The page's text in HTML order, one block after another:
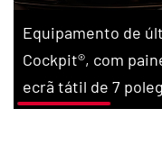
Equipamento de
Cockpit®, com
ecrã tátil de 7